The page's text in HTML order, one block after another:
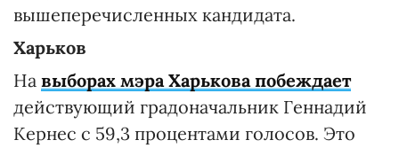
вышеперечисленных кандидата.
Харьков
На выборах мэра Харькова побеждает
действующий градоначальник Геннадий
Кернес с 59,3 процентами голосов. Это